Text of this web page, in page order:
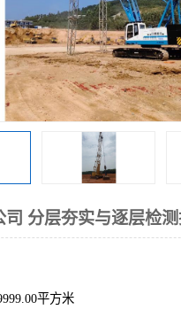
司 分层夯实与逐层检
平方米